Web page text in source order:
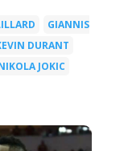
GIANNIS
DURANT
JOKIC